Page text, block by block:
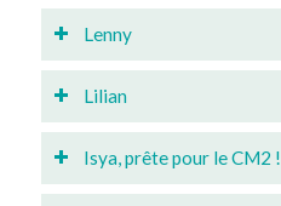
Lenny
Lilian
Isya, prête pour le CM2 !